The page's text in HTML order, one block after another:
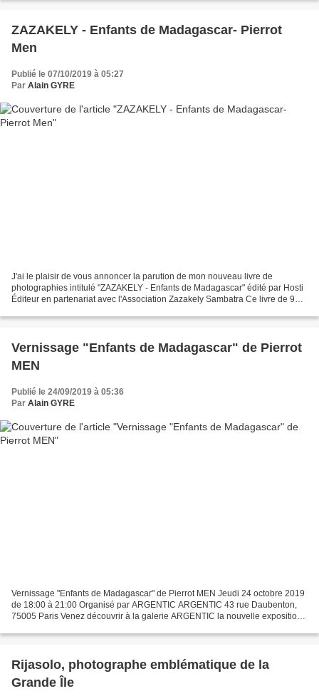
ZAZAKELY - Enfants de Madagascar- Pierrot
Men
Publié le 07/10/2019 à 05:27
Par Alain GYRE
J'ai le plaisir de vous annoncer la parution de mon nouveau livre de
photographies intitulé "ZAZAKELY - Enfants de Madagascar" édité par Hosti
Éditeur en partenariat avec l'Association Zazakely Sambatra Ce livre de 96
Vernissage "Enfants de Madagascar" de Pierrot
MEN
Publié le 24/09/2019 à 05:36
Par Alain GYRE
Vernissage "Enfants de Madagascar" de Pierrot MEN Jeudi 24 octobre 2019
de 18:00 à 21:00 Organisé par ARGENTIC ARGENTIC 43 rue Daubenton,
75005 Paris Venez découvrir à la galerie ARGENTIC la nouvelle exposition
Rijasolo, photographe emblématique de la
Grande Île